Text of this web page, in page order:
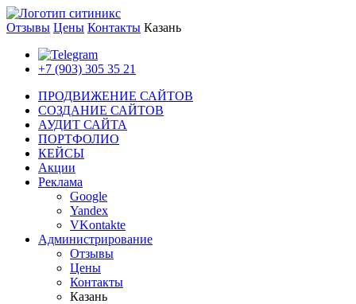
Отзывы Цены Контакты Казань
+7 (903) 305 35 21
ПРОДВИЖЕНИЕ САЙТОВ
СОЗДАНИЕ САЙТОВ
АУДИТ САЙТА
ПОРТФОЛИО
КЕЙСЫ
Акции
Реклама
Google
Yandex
VKontakte
Администрирование
Отзывы
Цены
Контакты
Казань